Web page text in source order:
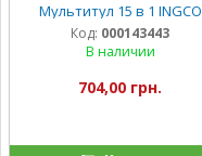
Мультитул 15 в 1 INGCO
Код: 000143443
В наличии
704,00 грн.